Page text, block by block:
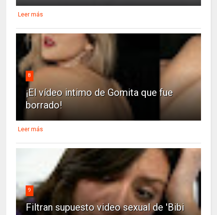
Leer más
8
¡El vídeo intimo de Gomita que fue
borrado!
Leer más
9
Filtran supuesto video sexual de 'Bibi